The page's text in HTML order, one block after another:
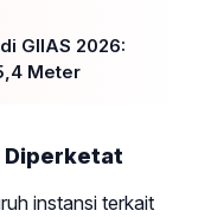
GIIAS 2026:
Meter
Diperketat
instansi terkait